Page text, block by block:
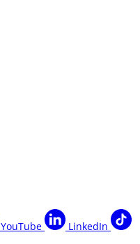
YouTube
LinkedIn